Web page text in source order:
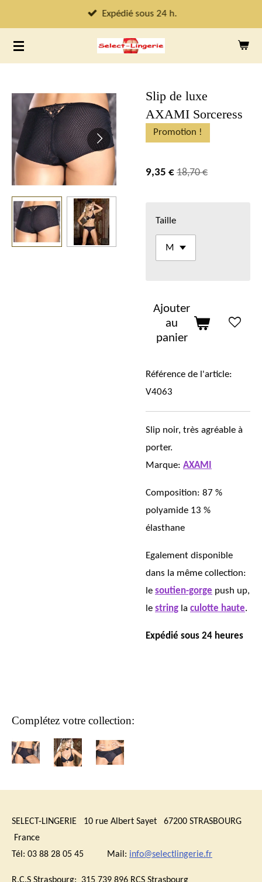
au
contenu
principal
Expédié sous 24 h.
Slip de luxe
AXAMI Sorceress
Promotion !
9,35 € 18,70 €
Taille
Ajouter
au
panier
Référence de l'article:
V4063
Slip noir, très agréable à
porter.
Marque: AXAMI
Composition: 87 %
polyamide 13 %
élasthane
Egalement disponible
dans la même collection:
le soutien-gorge push up,
le string la culotte haute.
Expédié sous 24 heures
Complétez votre collection:
SELECT-LINGERIE 10 rue Albert Sayet 67200 STRASBOURG
France
Tél: 03 88 28 05 45 Mail: info@selectlingerie.fr